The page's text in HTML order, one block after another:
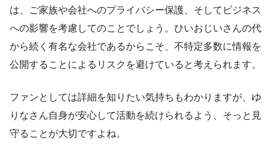
は、ご家族や会社へのプライバシー保護、そしてビジネス
への影響を考慮してのことでしょう。ひいおじいさんの代
から続く有名な会社であるからこそ、不特定多数に情報を
公開することによるリスクを避けていると考えられます。
ファンとしては詳細を知りたい気持ちもわかりますが、ゆ
りなさん自身が安心して活動を続けられるよう、そっと見
守ることが大切ですよね。